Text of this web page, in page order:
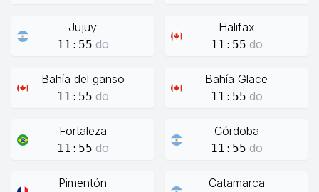
Jujuy
11:55 do
Halifax
11:55 do
Bahía del ganso
11:55 do
Bahía Glace
11:55 do
Fortaleza
11:55 do
Córdoba
11:55 do
Pimentón Catamarca